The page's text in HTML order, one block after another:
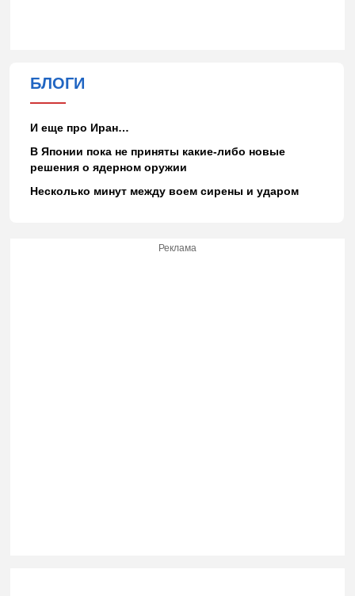
БЛОГИ
И еще про Иран…
В Японии пока не приняты какие-либо новые
решения о ядерном оружии
Несколько минут между воем сирены и ударом
Реклама